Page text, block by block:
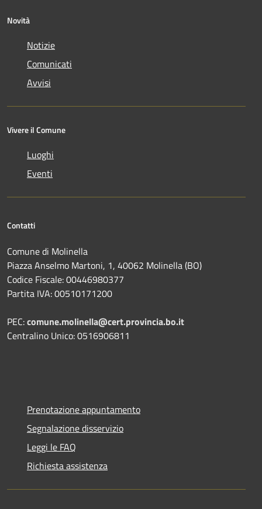
Novità
Notizie
Comunicati
Avvisi
Vivere il Comune
Luoghi
Eventi
Contatti
Comune di Molinella
Piazza Anselmo Martoni, 1, 40062 Molinella (BO)
Codice Fiscale: 00446980377
Partita IVA: 00510171200
PEC:comune.molinella@cert.provincia.bo.it
Centralino Unico: 0516906811
Prenotazione appuntamento
Segnalazione disservizio
Leggi le FAQ
Richiesta assistenza